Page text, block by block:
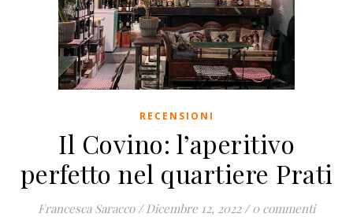
RECENSIONI
Il Covino: l’aperitivo
perfetto nel quartiere Prati
Francesca Saracco / Dicembre 12, 2022 / 0 commenti